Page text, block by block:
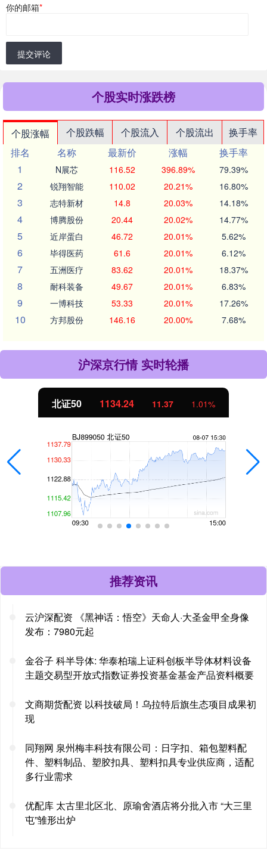
你的邮箱*
提交评论
个股实时涨跌榜
个股涨幅 个股跌幅 个股流入 个股流出
换手率
排名
名称 最新价 涨幅
换手率
1
N展芯 116.52 396.89% 79.39%
2 锐翔智能 110.02 20.21% 16.80%
3 志特新材 14.8 20.03% 14.18%
4 博腾股份 20.44 20.02% 14.77%
5 近岸蛋白 46.72 20.01% 5.62%
6 毕得医药 61.6 20.01% 6.12%
7 五洲医疗 83.62 20.01% 18.37%
8 耐科装备 49.67 20.01% 6.83%
9 一博科技 53.33 20.01% 17.26%
10 方邦股份 146.16 20.00% 7.68%
沪深京行情 实时轮播
北证50 1134.24 11.37 1.01%
推荐资讯
云沪深配资 《黑神话：悟空》天命人·大圣金甲全身像
发布：7980元起
金谷子 科半导体: 华泰柏瑞上证科创板半导体材料设备
主题交易型开放式指数证券投资基金基金产品资料概要
文商期货配资 以科技破局！乌拉特后旗生态项目成果初
现
同翔网 泉州梅丰科技有限公司：日字扣、箱包塑料配
件、塑料制品、塑胶扣具、塑料扣具专业供应商，适配
多行业需求
优配库 太古里北区北、原瑜舍酒店将分批入市 “大三里
屯”雏形出炉